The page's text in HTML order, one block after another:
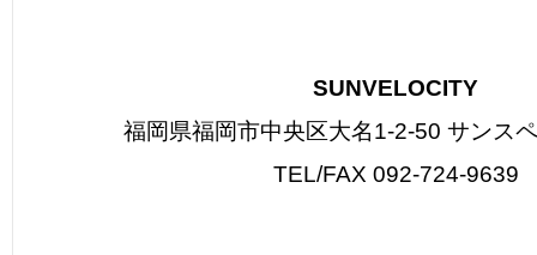
SUNVELOCITY
福岡県福岡市中央区大名1-2-50 サンス
TEL/FAX 092-724-9639